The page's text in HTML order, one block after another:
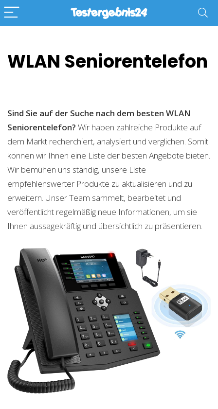
WLAN Seniorentelefon
Sind Sie auf der Suche nach dem besten WLAN
Seniorentelefon? Wir haben zahlreiche Produkte auf
dem Markt recherchiert, analysiert und verglichen. Somit
können wir Ihnen eine Liste der besten Angebote bieten.
Wir bemühen uns ständig, unsere Liste
empfehlenswerter Produkte zu aktualisieren und zu
erweitern. Unser Team sammelt, bearbeitet und
veröffentlicht regelmäßig neue Informationen, um sie
Ihnen aussagekräftig und übersichtlich zu präsentieren.